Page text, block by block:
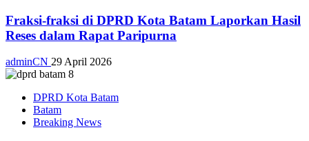
Fraksi-fraksi di DPRD Kota Batam Laporkan Hasil
Reses dalam Rapat Paripurna
adminCN 29 April 2026
DPRD Kota Batam
Batam
Breaking News